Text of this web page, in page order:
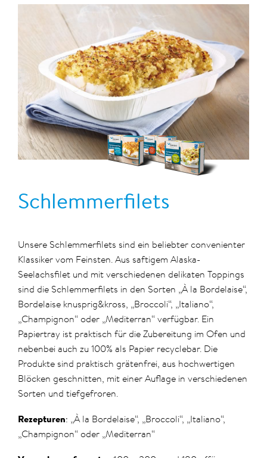
Schlemmerfilets
Unsere Schlemmerfilets sind ein beliebter convenienter
Klassiker vom Feinsten. Aus saftigem Alaska-
Seelachsfilet und mit verschiedenen delikaten Toppings
sind die Schlemmerfilets in den Sorten „À la Bordelaise“,
Bordelaise knusprig&kross, „Broccoli“, „Italiano“,
„Champignon“ oder „Mediterran“ verfügbar. Ein
Papiertray ist praktisch für die Zubereitung im Ofen und
nebenbei auch zu 100% als Papier recyclebar. Die
Produkte sind praktisch grätenfrei, aus hochwertigen
Blöcken geschnitten, mit einer Auflage in verschiedenen
Sorten und tiefgefroren.
Rezepturen: „À la Bordelaise“, „Broccoli“, „Italiano“,
„Champignon“ oder „Mediterran“